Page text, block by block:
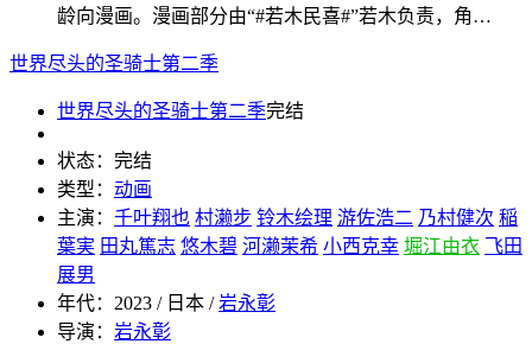
龄向漫画。漫画部分由“#若木民喜#”若木负责，角…
世界尽头的圣骑士第二季
世界尽头的圣骑士第二季完结
状态： 完结
类型： 动画
主演： 千叶翔也 村濑步 铃木绘理 游佐浩二 乃村健次 稲
葉実 田丸篤志 悠木碧 河濑茉希 小西克幸 堀江由衣 飞田
展男
年代： 2023 / 日本 /岩永彰
导演： 岩永彰